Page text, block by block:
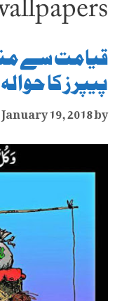
قیامت سے
پیپرز کا
January 19, 2018by